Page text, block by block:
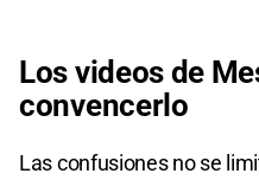
Los videos de
convencerlo
Las confusiones no se